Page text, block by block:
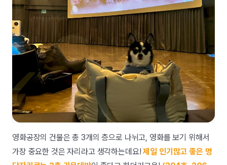
영화공장의 건물은 총 3개의 층으로 나뉘고, 영화를 보기 위해서
가장 중요한 것은 자리라고 생각하는데요!제일 인기많고 좋은 명